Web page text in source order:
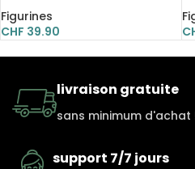
11 cm
Figurines
CHF 39.90
livraison gratuite
sans minimum d'achat
support 7/7 jours